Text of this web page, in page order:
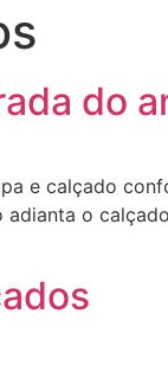
do
e calçado
o